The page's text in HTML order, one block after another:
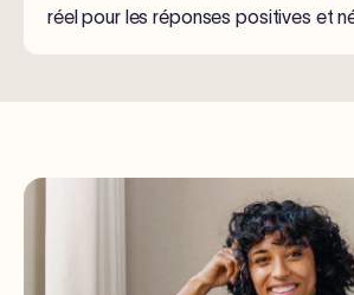
réel pour les réponses positives et